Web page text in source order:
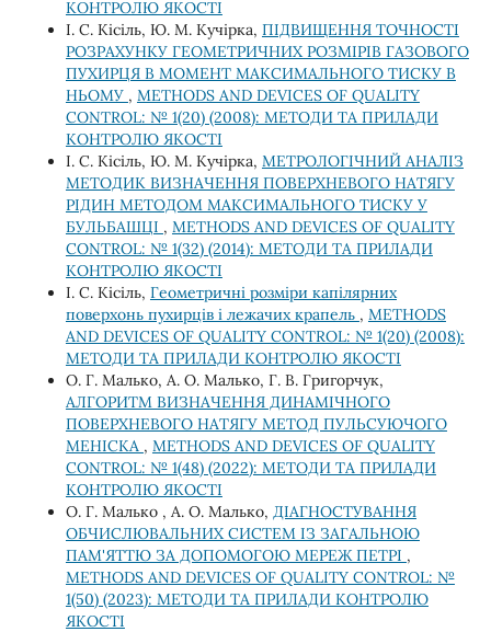
КОНТРОЛЮ ЯКОСТІ
І. С. Кісіль, Ю. М. Кучірка, ПІДВИЩЕННЯ ТОЧНОСТІ
РОЗРАХУНКУ ГЕОМЕТРИЧНИХ РОЗМІРІВ ГАЗОВОГО
ПУХИРЦЯ В МОМЕНТ МАКСИМАЛЬНОГО ТИСКУ В
НЬОМУ , METHODS AND DEVICES OF QUALITY
CONTROL: № 1(20) (2008): МЕТОДИ ТА ПРИЛАДИ
КОНТРОЛЮ ЯКОСТІ
І. С. Кісіль, Ю. М. Кучірка, МЕТРОЛОГІЧНИЙ АНАЛІЗ
МЕТОДИК ВИЗНАЧЕННЯ ПОВЕРХНЕВОГО НАТЯГУ
РІДИН МЕТОДОМ МАКСИМАЛЬНОГО ТИСКУ У
БУЛЬБАШЦІ , METHODS AND DEVICES OF QUALITY
CONTROL: № 1(32) (2014): МЕТОДИ ТА ПРИЛАДИ
КОНТРОЛЮ ЯКОСТІ
І. С. Кісіль, Геометричні розміри капілярних
поверхонь пухирців і лежачих крапель , METHODS
AND DEVICES OF QUALITY CONTROL: № 1(20) (2008):
МЕТОДИ ТА ПРИЛАДИ КОНТРОЛЮ ЯКОСТІ
О. Г. Малько, А. О. Малько, Г. В. Григорчук,
АЛГОРИТМ ВИЗНАЧЕННЯ ДИНАМІЧНОГО
ПОВЕРХНЕВОГО НАТЯГУ МЕТОД ПУЛЬСУЮЧОГО
МЕНІСКА , METHODS AND DEVICES OF QUALITY
CONTROL: № 1(48) (2022): МЕТОДИ ТА ПРИЛАДИ
КОНТРОЛЮ ЯКОСТІ
О. Г. Малько , А. О. Малько, ДІАГНОСТУВАННЯ
ОБЧИСЛЮВАЛЬНИХ СИСТЕМ ІЗ ЗАГАЛЬНОЮ
ПАМ'ЯТТЮ ЗА ДОПОМОГОЮ МЕРЕЖ ПЕТРІ ,
METHODS AND DEVICES OF QUALITY CONTROL: №
1(50) (2023): МЕТОДИ ТА ПРИЛАДИ КОНТРОЛЮ
ЯКОСТІ